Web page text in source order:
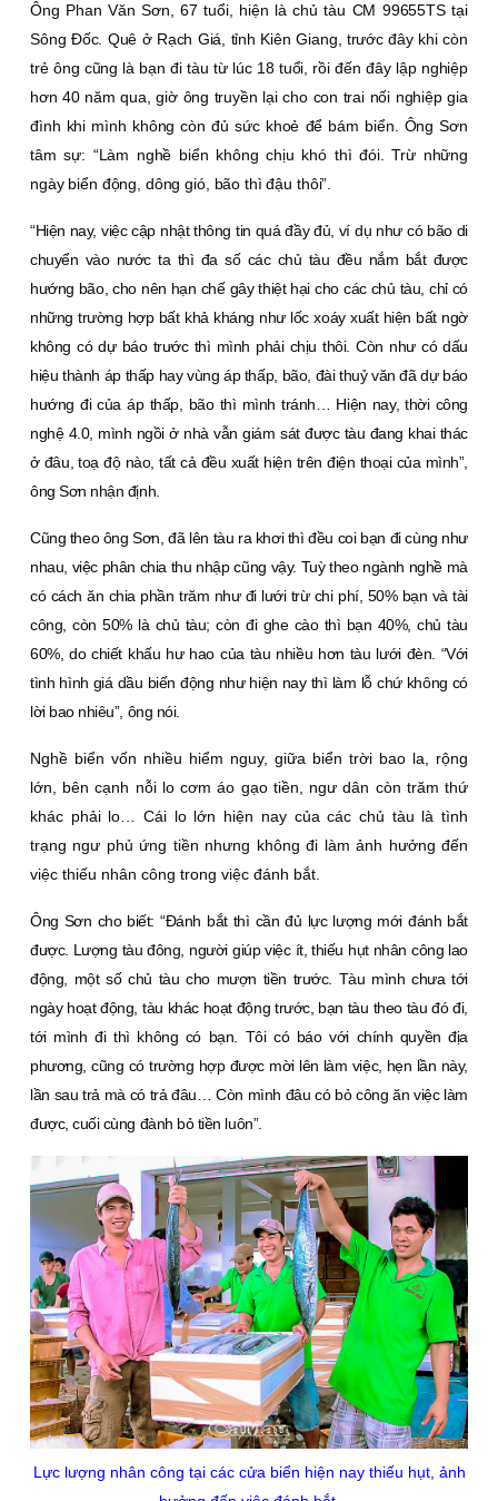
Ông Phan Văn Sơn, 67 tuổi, hiện là chủ tàu CM 99655TS tại
Sông Ðốc. Quê ở Rạch Giá, tỉnh Kiên Giang, trước đây khi còn
trẻ ông cũng là bạn đi tàu từ lúc 18 tuổi, rồi đến đây lập nghiệp
hơn 40 năm qua, giờ ông truyền lại cho con trai nối nghiệp gia
đình khi mình không còn đủ sức khoẻ để bám biển. Ông Sơn
tâm sự: “Làm nghề biển không chịu khó thì đói. Trừ những
ngày biển động, dông gió, bão thì đậu thôi”.
“Hiện nay, việc cập nhật thông tin quá đầy đủ, ví dụ như có bão di
chuyển vào nước ta thì đa số các chủ tàu đều nắm bắt được
hướng bão, cho nên hạn chế gây thiệt hại cho các chủ tàu, chỉ có
những trường hợp bất khả kháng như lốc xoáy xuất hiện bất ngờ
không có dự báo trước thì mình phải chịu thôi. Còn như có dấu
hiệu thành áp thấp hay vùng áp thấp, bão, đài thuỷ văn đã dự báo
hướng đi của áp thấp, bão thì mình tránh… Hiện nay, thời công
nghệ 4.0, mình ngồi ở nhà vẫn giám sát được tàu đang khai thác
ở đâu, toạ độ nào, tất cả đều xuất hiện trên điện thoại của mình”,
ông Sơn nhận định.
Cũng theo ông Sơn, đã lên tàu ra khơi thì đều coi bạn đi cùng như
nhau, việc phân chia thu nhập cũng vậy. Tuỳ theo ngành nghề mà
có cách ăn chia phần trăm như đi lưới trừ chi phí, 50% bạn và tài
công, còn 50% là chủ tàu; còn đi ghe cào thì bạn 40%, chủ tàu
60%, do chiết khấu hư hao của tàu nhiều hơn tàu lưới đèn. “Với
tình hình giá dầu biến động như hiện nay thì làm lỗ chứ không có
lời bao nhiêu”, ông nói.
Nghề biển vốn nhiều hiểm nguy, giữa biển trời bao la, rộng
lớn, bên cạnh nỗi lo cơm áo gạo tiền, ngư dân còn trăm thứ
khác phải lo… Cái lo lớn hiện nay của các chủ tàu là tình
trạng ngư phủ ứng tiền nhưng không đi làm ảnh hưởng đến
việc thiếu nhân công trong việc đánh bắt.
Ông Sơn cho biết: “Ðánh bắt thì cần đủ lực lượng mới đánh bắt
được. Lượng tàu đông, người giúp việc ít, thiếu hụt nhân công lao
động, một số chủ tàu cho mượn tiền trước. Tàu mình chưa tới
ngày hoạt động, tàu khác hoạt động trước, bạn tàu theo tàu đó đi,
tới mình đi thì không có bạn. Tôi có báo với chính quyền địa
phương, cũng có trường hợp được mời lên làm việc, hẹn lần này,
lần sau trả mà có trả đâu… Còn mình đâu có bỏ công ăn việc làm
được, cuối cùng đành bỏ tiền luôn”.
Lực lượng nhân công tại các cửa biển hiện nay thiếu hụt, ảnh